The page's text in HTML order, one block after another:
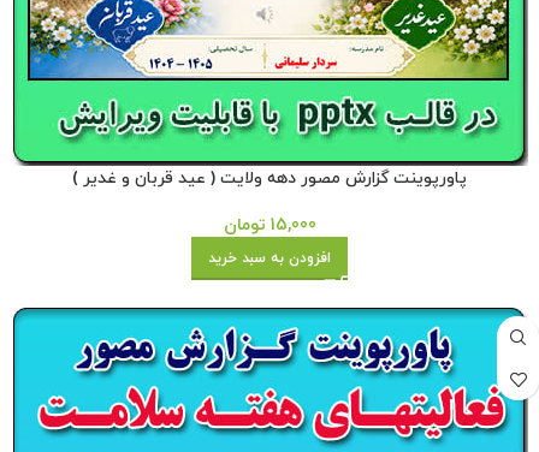
پاورپوینت گزارش مصور دهه ولایت ( عید قربان و غدیر )
15,000 تومان
افزودن به سبد خرید